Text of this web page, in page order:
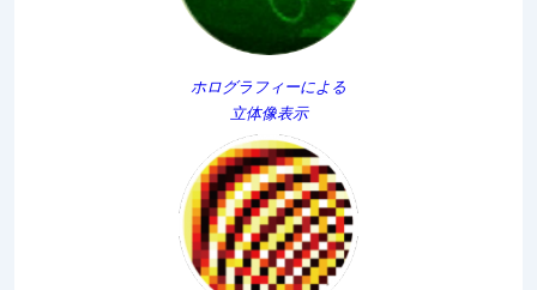
ホログラフィーによる
立体像表示